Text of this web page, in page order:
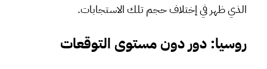
الذي ظهر في إختلاف حجم تلك الاستجابات.
روسيا: دور دون مستوى التوقعات